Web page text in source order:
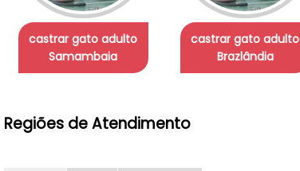
castrar gato adulto
Samambaia
castrar gato adulto
Brazlândia
Regiões de Atendimento